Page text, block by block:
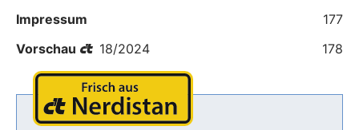
Impressum
177
Vorschau
18/2024 178